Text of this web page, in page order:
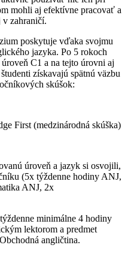
mohli aj efektívne pracovať a
zahraničí.
poskytuje vďaka svojmu
jazyka. Po 5 rokoch
C1 a na tejto úrovni aj
získavajú spätnú väzbu
skúšok:
First (medzinárodná skúška)
úroveň a jazyk si osvojili,
(5x týždenne hodiny ANJ,
ANJ, 2x
minimálne 4 hodiny
lektorom a predmet
angličtina.